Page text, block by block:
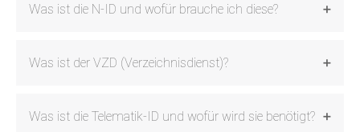
Was ist die N-ID und wofür brauche ich diese?
Was ist der VZD (Verzeichnisdienst)?
Was ist die Telematik-ID und wofür wird sie benötigt?